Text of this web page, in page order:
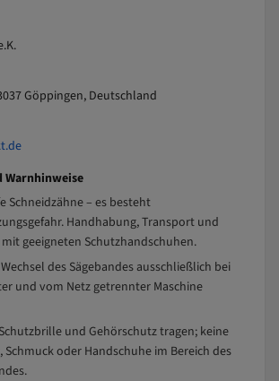
Göppingen, Deutschland
Warnhinweise
Schneidzähne – es besteht
Handhabung, Transport und
geeigneten Schutzhandschuhen.
des Sägebandes ausschließlich bei
und vom Netz getrennter Maschine
und Gehörschutz tragen; keine
Schmuck oder Handschuhe im Bereich des